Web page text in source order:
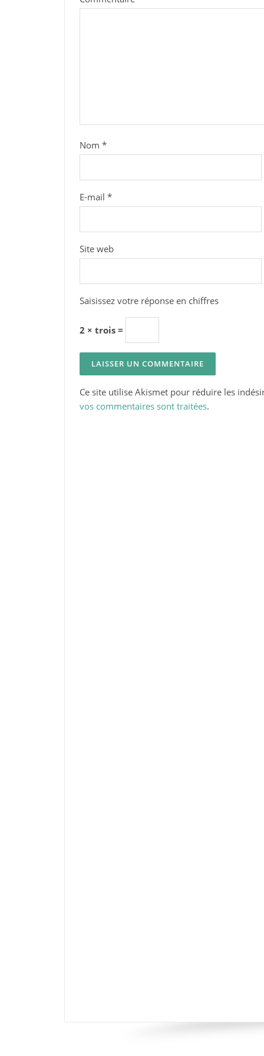
Nom *
E-mail *
Site web
Saisissez votre réponse en chiffres
2 × trois =
Ce site utilise Akismet pour réduire les
vos commentaires sont traitées.